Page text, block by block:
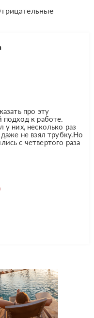
про эту
к работе.
у них, несколько раз
не взял трубку.Но
с четвертого раза